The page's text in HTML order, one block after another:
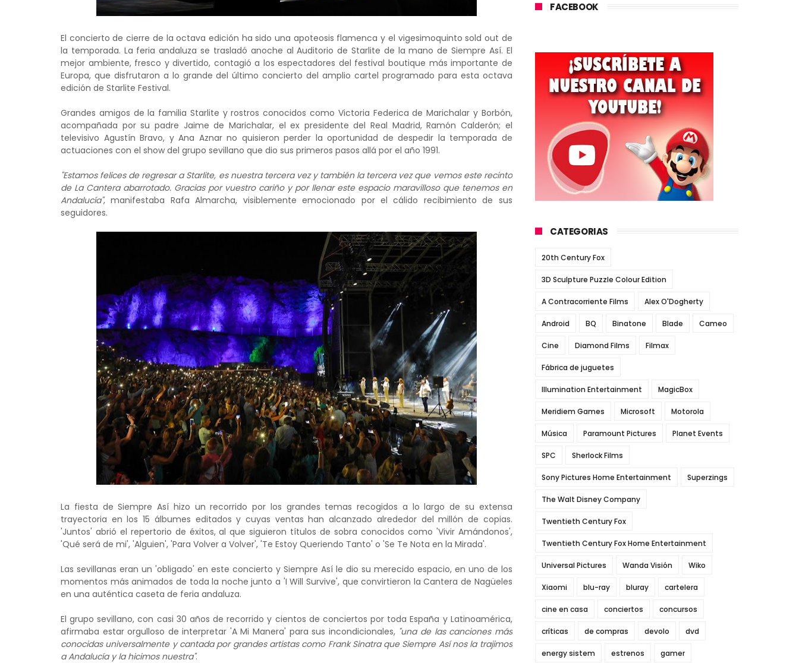
El concierto de cierre de la octava edición ha sido una apoteosis flamenca y el vigesimoquinto sold out de
la temporada. La feria andaluza se trasladó anoche al Auditorio de Starlite de la mano de Siempre Así. El
mejor ambiente, fresco y divertido, contagió a los espectadores del festival boutique más importante de
Europa, que disfrutaron a lo grande del último concierto del amplio cartel programado para esta octava
edición de Starlite Festival.
Grandes amigos de la familia Starlite y rostros conocidos como Victoria Federica de Marichalar y Borbón,
acompañada por su padre Jaime de Marichalar, el ex presidente del Real Madrid, Ramón Calderón; el
televisivo Agustín Bravo, y Ana Aznar no quisieron perder la oportunidad de despedir la temporada de
actuaciones con el show del grupo sevillano que dio sus primeros pasos allá por el año 1991.
"Estamos felices de regresar a Starlite, es nuestra tercera vez y también la tercera vez que vemos este recinto
de La Cantera abarrotado. Gracias por vuestro cariño y por llenar este espacio maravilloso que tenemos en
Andalucía", manifestaba Rafa Almarcha, visiblemente emocionado por el cálido recibimiento de sus
seguidores.
La fiesta de Siempre Así hizo un recorrido por los grandes temas recogidos a lo largo de su extensa
trayectoria en los 15 álbumes editados y cuyas ventas han alcanzado alrededor del millón de copias.
'Juntos' abrió el repertorio de éxitos, al que siguieron títulos de sobra conocidos como 'Vivir Amándonos',
'Qué será de mi', 'Alguien', 'Para Volver a Volver', 'Te Estoy Queriendo Tanto' o 'Se Te Nota en la Mirada'.
Las sevillanas eran un 'obligado' en este concierto y Siempre Así le dio su merecido espacio, en uno de los
momentos más animados de toda la noche junto a 'I Will Survive', que convirtieron la Cantera de Nagüeles
en una auténtica caseta de feria andaluza.
El grupo sevillano, con casi 30 años de recorrido y cientos de conciertos por toda España y Latinoamérica,
afirmaba estar orgulloso de interpretar 'A Mi Manera' para sus incondicionales, "una de las canciones más
conocidas universalmente y cantada por grandes artistas como Frank Sinatra que Siempre Así nos la trajimos
a Andalucía y la hicimos nuestra".
FACEBOOK
CATEGORIAS
20th Century Fox
3D Sculpture Puzzle Colour Edition
A Contracorriente Films Alex O'Dogherty
Android BQ Binatone Blade Cameo
Cine Diamond Films Filmax
Fábrica de juguetes
Illumination Entertainment MagicBox
Meridiem Games Microsoft Motorola
Música Paramount Pictures Planet Events
SPC Sherlock Films
Sony Pictures Home Entertainment Superzings
The Walt Disney Company
Twentieth Century Fox
Twentieth Century Fox Home Entertainment
Universal Pictures Wanda Visión Wiko
Xiaomi blu-ray bluray cartelera
cine en casa conciertos concursos
críticas de compras devolo dvd
energy sistem estrenos gamer